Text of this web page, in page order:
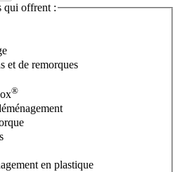
qui offrent :
et de remorques
®
en plastique